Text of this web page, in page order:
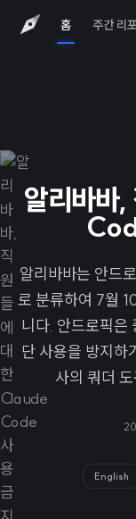
홈 주간 리
알리바바
알리바바는 안드
로 분류하여 7월
니다. 안드로픽은
단 사용을 방지하
사의 쿼더
English